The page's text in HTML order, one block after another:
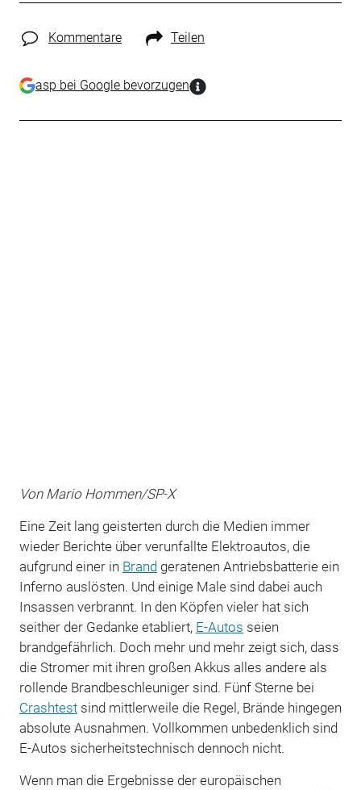
Kommentare Teilen
asp bei Google bevorzugen
Von Mario Hommen/SP-X
Eine Zeit lang geisterten durch die Medien immer
wieder Berichte über verunfallte Elektroautos, die
aufgrund einer in Brandgeratenen Antriebsbatterie ein
Inferno auslösten. Und einige Male sind dabei auch
Insassen verbrannt. In den Köpfen vieler hat sich
seither der Gedanke etabliert, E-Autos seien
brandgefährlich. Doch mehr und mehr zeigt sich, dass
die Stromer mit ihren großen Akkus alles andere als
rollende Brandbeschleuniger sind. Fünf Sterne bei
Crashtestsind mittlerweile die Regel, Brände hingegen
absolute Ausnahmen. Vollkommen unbedenklich sind
E-Autos sicherheitstechnisch dennoch nicht.
Wenn man die Ergebnisse der europäischen